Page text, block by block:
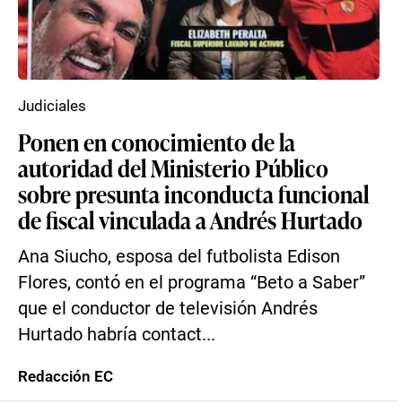
Ponen en conocimiento de la
autoridad del Ministerio Público
sobre presunta inconducta funcional
de fiscal vinculada a Andrés Hurtado
Ana Siucho, esposa del futbolista Edison
Flores, contó en el programa “Beto a Saber”
que el conductor de televisión Andrés
Hurtado habría contact...
Judiciales
Redacción EC